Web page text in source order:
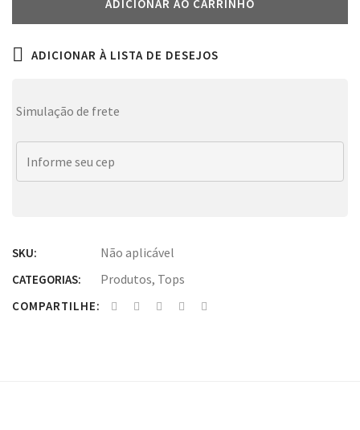
ADICIONAR AO CARRINHO
ADICIONAR À LISTA DE DESEJOS
Simulação de frete
SKU: Não aplicável
CATEGORIAS: Produtos, Tops
COMPARTILHE: